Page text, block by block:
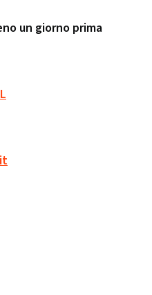
un giorno prima